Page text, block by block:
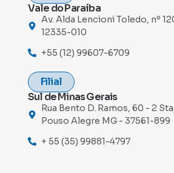
Vale do Paraíba
Av. Alda Lencioni Toledo, nº
12335-010
+55 (12) 99607-6709
Filial
Sul de Minas Gerais
Rua Bento D. Ramos, 60 - 2
Pouso Alegre MG - 37561-899
+ 55 (35) 99881-4797